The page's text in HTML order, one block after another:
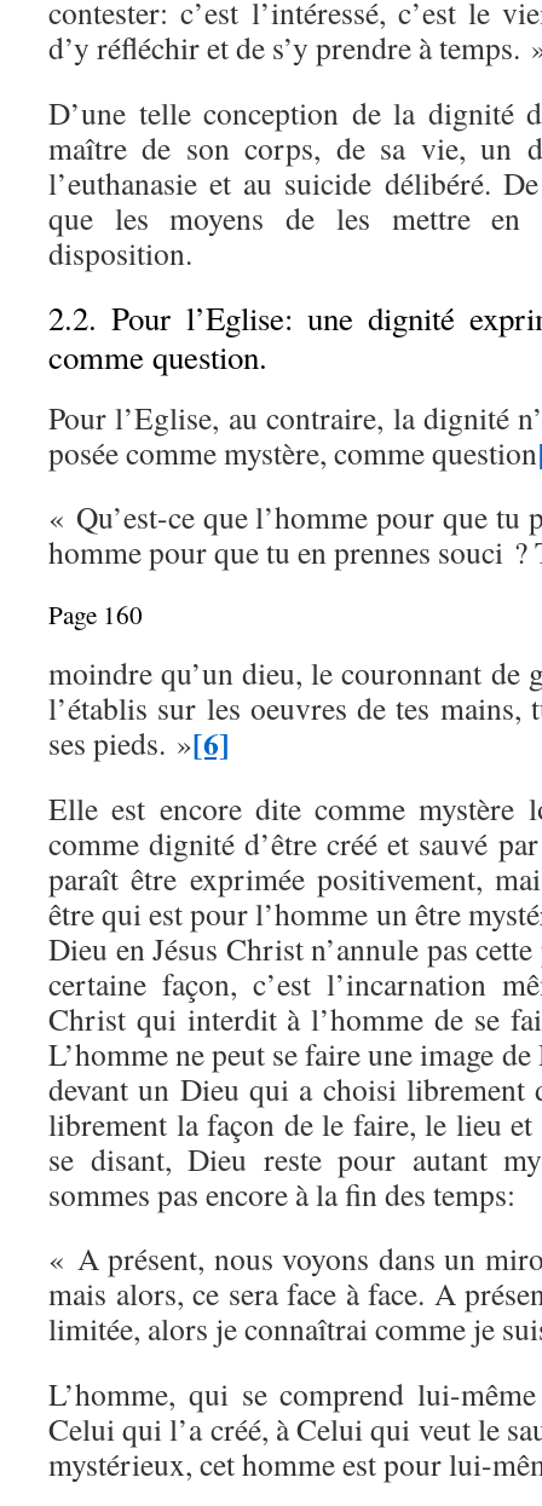
contester: c’est l’intéressé, c’est le
d’y réfléchir et de s’y prendre à temps.
D’une telle conception de la dignité
maître de son corps, de sa vie, un
l’euthanasie et au suicide délibéré.
que les moyens de les mettre en
disposition.
2.2. Pour l’Eglise: une dignité
comme question.
Pour l’Eglise, au contraire, la dignité
posée comme mystère, comme question
« Qu’est-ce que l’homme pour que tu
homme pour que tu en prennes souci ?
Page 160
moindre qu’un dieu, le couronnant de
l’établis sur les oeuvres de tes mains,
ses pieds. »[6]
Elle est encore dite comme mystère
comme dignité d’être créé et sauvé
paraît être exprimée positivement,
être qui est pour l’homme un être
Dieu en Jésus Christ n’annule pas
certaine façon, c’est l’incarnation
Christ qui interdit à l’homme de se
L’homme ne peut se faire une image
devant un Dieu qui a choisi librement
librement la façon de le faire, le lieu
se disant, Dieu reste pour autant
sommes pas encore à la fin des temps:
« A présent, nous voyons dans un
mais alors, ce sera face à face. A
limitée, alors je connaîtrai comme je
L’homme, qui se comprend lui-
Celui qui l’a créé, à Celui qui veut le
mystérieux, cet homme est pour lui-